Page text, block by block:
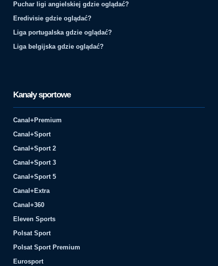
Puchar ligi angielskiej gdzie oglądać?
Eredivisie gdzie oglądać?
Liga portugalska gdzie oglądać?
Liga belgijska gdzie oglądać?
Kanały sportowe
Canal+Premium
Canal+Sport
Canal+Sport 2
Canal+Sport 3
Canal+Sport 5
Canal+Extra
Canal+360
Eleven Sports
Polsat Sport
Polsat Sport Premium
Eurosport